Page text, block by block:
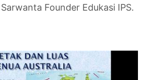
Founder Edukasi IPS.